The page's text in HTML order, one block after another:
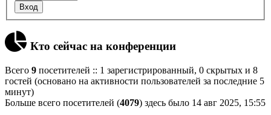
Кто сейчас на конференции
Всего 9 посетителей :: 1 зарегистрированный, 0 скрытых и 8
гостей (основано на активности пользователей за последние 5
минут)
Больше всего посетителей (4079) здесь было 14 авг 2025, 15:55